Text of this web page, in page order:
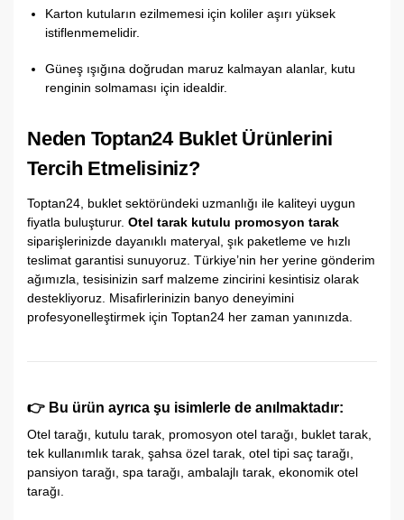
Karton kutuların ezilmemesi için koliler aşırı yüksek
istiflenmemelidir.
Güneş ışığına doğrudan maruz kalmayan alanlar, kutu
renginin solmaması için idealdir.
Neden Toptan24 Buklet Ürünlerini
Tercih Etmelisiniz?
Toptan24, buklet sektöründeki uzmanlığı ile kaliteyi uygun
fiyatla buluşturur. Otel tarak kutulu promosyon tarak
siparişlerinizde dayanıklı materyal, şık paketleme ve hızlı
teslimat garantisi sunuyoruz. Türkiye’nin her yerine gönderim
ağımızla, tesisinizin sarf malzeme zincirini kesintisiz olarak
destekliyoruz. Misafirlerinizin banyo deneyimini
profesyonelleştirmek için Toptan24 her zaman yanınızda.
👉 Bu ürün ayrıca şu isimlerle de anılmaktadır:
Otel tarağı, kutulu tarak, promosyon otel tarağı,
buklet tarak,
tek kullanımlık tarak, şahsa özel tarak, otel tipi saç tarağı,
pansiyon tarağı, spa tarağı, ambalajlı tarak, ekonomik otel
tarağı.